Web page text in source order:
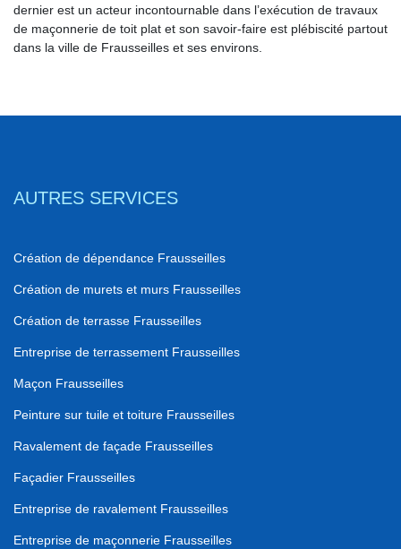
dernier est un acteur incontournable dans l’exécution de travaux
de maçonnerie de toit plat et son savoir-faire est plébiscité partout
dans la ville de Frausseilles et ses environs.
AUTRES SERVICES
Création de dépendance Frausseilles
Création de murets et murs Frausseilles
Création de terrasse Frausseilles
Entreprise de terrassement Frausseilles
Maçon Frausseilles
Peinture sur tuile et toiture Frausseilles
Ravalement de façade Frausseilles
Façadier Frausseilles
Entreprise de ravalement Frausseilles
Entreprise de maçonnerie Frausseilles